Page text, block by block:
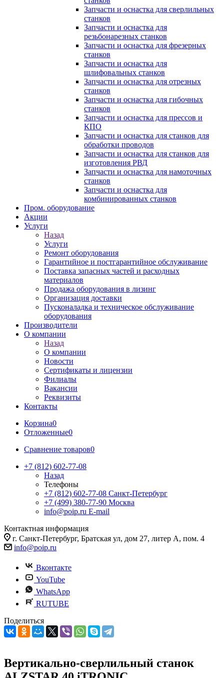
Запчасти и оснастка для сверлильных
станков
Запчасти и оснастка для
резьбонарезных станков
Запчасти и оснастка для фрезерных
станков
Запчасти и оснастка для
шлифовальных станков
Запчасти и оснастка для отрезных
станков
Запчасти и оснастка для гибочных
станков
Запчасти и оснастка для прессов и
КПО
Запчасти и оснастка для станков для
обработки проводов
Запчасти и оснастка для станков для
изготовления РВД
Запчасти и оснастка для намоточных
станков
Запчасти и оснастка для
комбинированных станков
Пром. оборудование
Акции
Услуги
Назад
Услуги
Ремонт оборудования
Гарантийное и постгарантийное обслуживание
Поставка запасных частей и расходных
материалов
Продажа оборудования в лизинг
Организация доставки
Пусконаладка и техническое обслуживание
оборудования
Производители
О компании
Назад
О компании
Новости
Сертификаты и лицензии
Филиалы
Вакансии
Реквизиты
Контакты
Корзина0
Отложенные0
Сравнение товаров0
+7 (812) 602-77-08
Назад
Телефоны
+7 (812) 602-77-08 Санкт-Петербург
+7 (499) 380-77-90 Москва
info@poip.ru E-mail
Контактная информация
г. Санкт-Петербург, Братская ул, дом 27, литер А, пом. 4
info@poip.ru
Вконтакте
YouTube
WhatsApp
RUTUBE
Поделиться
Вертикально-сверлильный станок